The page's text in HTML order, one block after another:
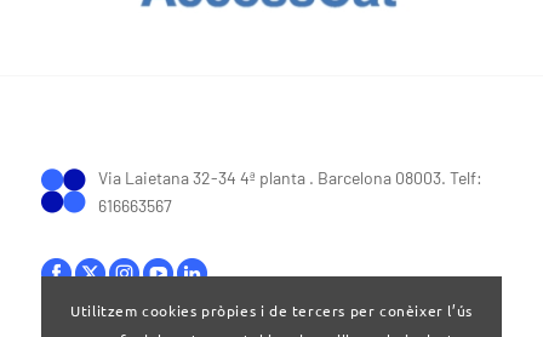
Via Laietana 32-34 4ª planta . Barcelona 08003. Telf:
616663567
Utilitzem cookies pròpies i de tercers per conèixer l’ús